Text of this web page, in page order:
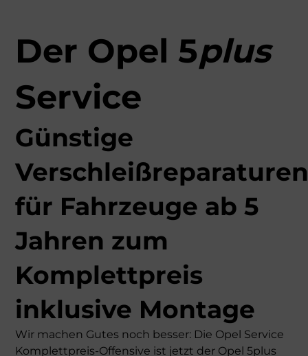
Der Opel 5plus
Service
Günstige
für Fahrzeuge ab 5
Jahren zum
Komplettpreis
inklusive Montage
Wir machen Gutes noch besser: Die Opel Service
Komplettpreis-Offensive ist jetzt der Opel 5plus